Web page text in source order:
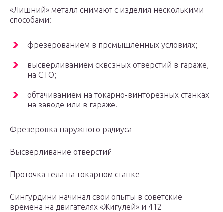
«Лишний» металл снимают с изделия несколькими
способами:
фрезерованием в промышленных условиях;
высверливанием сквозных отверстий в гараже,
на СТО;
обтачиванием на токарно-винторезных станках
на заводе или в гараже.
Фрезеровка наружного радиуса
Высверливание отверстий
Проточка тела на токарном станке
Сингурдини начинал свои опыты в советские
времена на двигателях «Жигулей» и 412